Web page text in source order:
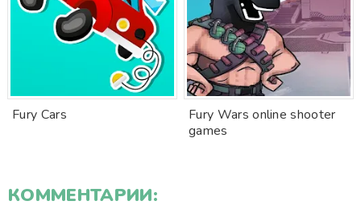
Fury Cars
Fury Wars online shooter
games
КОММЕНТАРИИ: